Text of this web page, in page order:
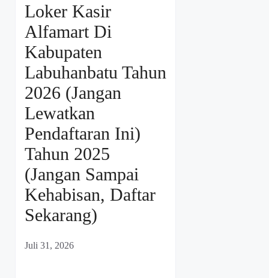
Loker Kasir
Alfamart Di
Kabupaten
Labuhanbatu Tahun
2026 (Jangan
Lewatkan
Pendaftaran Ini)
Tahun 2025
(Jangan Sampai
Kehabisan, Daftar
Sekarang)
Juli 31, 2026